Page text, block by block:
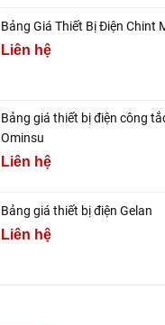
Bảng Giá Thiết Bị Điện Chint
Liên hệ
Bảng giá thiết bị điện công
Ominsu
Liên hệ
Bảng giá thiết bị điện Gelan
Liên hệ